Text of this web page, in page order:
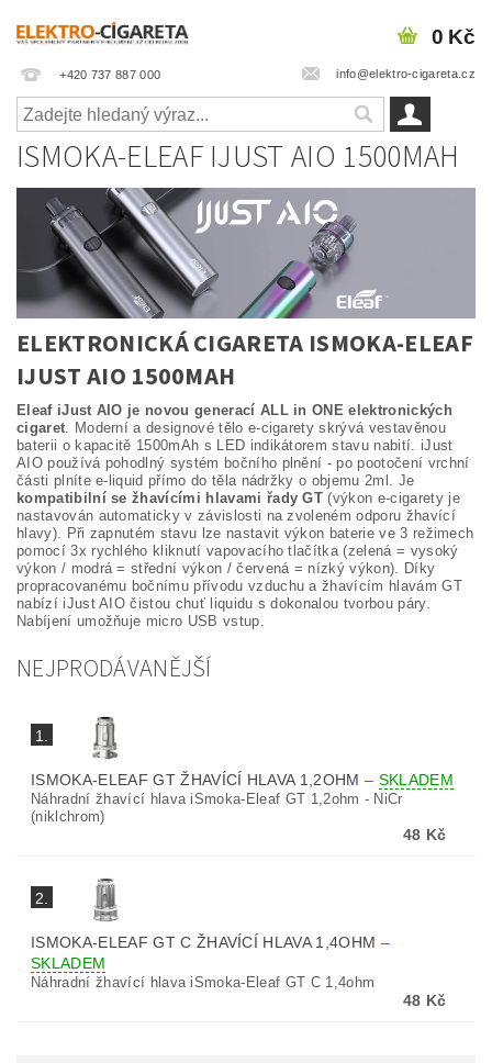
+420 737 887 000 info@elektro-cigareta.cz
0 Kč
ISMOKA-ELEAF IJUST AIO 1500MAH
ELEKTRONICKÁ CIGARETA ISMOKA-ELEAF
IJUST AIO 1500MAH
Eleaf iJust AIO je novou generací ALL in ONE elektronických
cigaret . Moderní a designové tělo e-cigarety skrývá vestavěnou
baterii o kapacitě 1500mAh s LED indikátorem stavu nabití. iJust
AIO používá pohodlný systém bočního plnění - po pootočení vrchní
části plníte e-liquid přímo do těla nádržky o objemu 2ml. Je
kompatibilní se žhavícími hlavami řady GT (výkon e-cigarety je
nastavován automaticky v závislosti na zvoleném odporu žhavící
hlavy). Při zapnutém stavu lze nastavit výkon baterie ve 3 režimech
pomocí 3x rychlého kliknutí vapovacího tlačítka (zelená = vysoký
výkon / modrá = střední výkon / červená = nízký výkon). Díky
propracovanému bočnímu přívodu vzduchu a žhavícím hlavám GT
nabízí iJust AIO čistou chuť liquidu s dokonalou tvorbou páry.
Nabíjení umožňuje micro USB vstup.
NEJPRODÁVANĚJŠÍ
1.
ISMOKA-ELEAF GT ŽHAVÍCÍ HLAVA 1,2OHM – SKLADEM
Náhradní žhavící hlava iSmoka-Eleaf GT 1,2ohm - NiCr
(niklchrom)
48 Kč
2.
ISMOKA-ELEAF GT C ŽHAVÍCÍ HLAVA 1,4OHM –
SKLADEM
Náhradní žhavící hlava iSmoka-Eleaf GT C 1,4ohm
48 Kč